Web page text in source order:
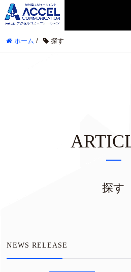
ホーム / 探す
探す
NEWS RELEASE